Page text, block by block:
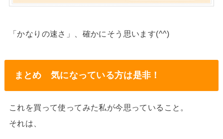
「かなりの速さ」、確かにそう思います(^^)
まとめ 気になっている方は是非！
これを買って使ってみた私が今思っていること。
それは、